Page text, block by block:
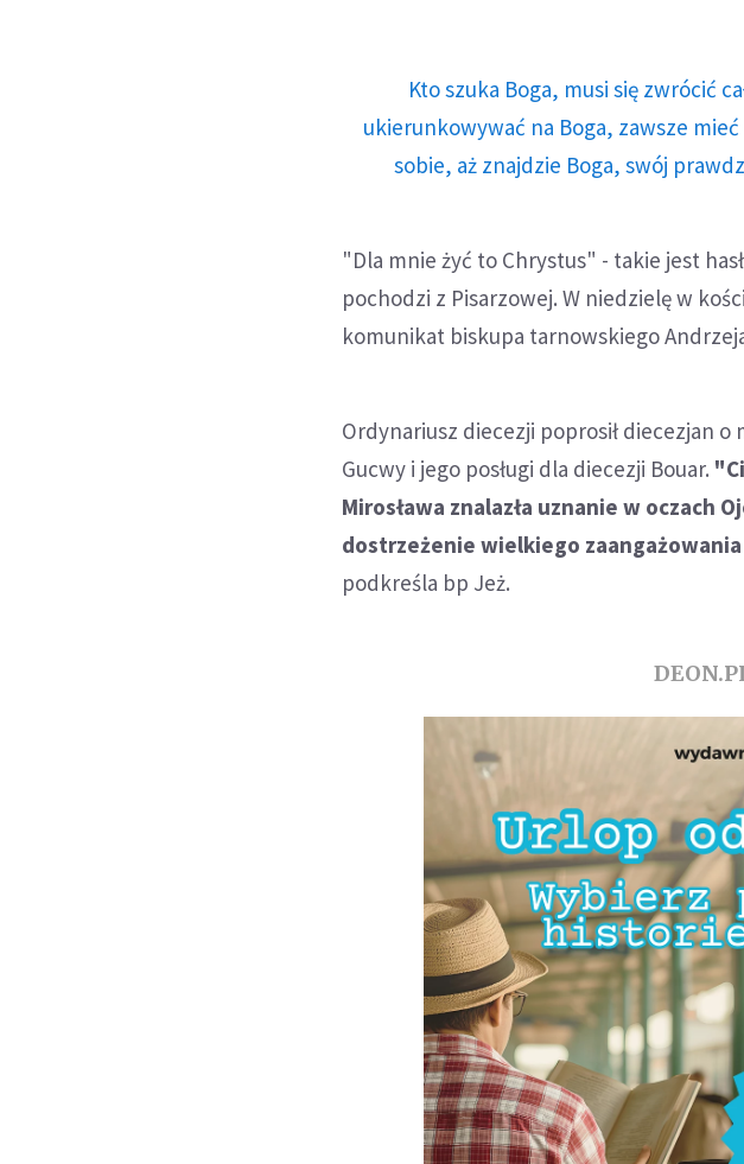
Kto szuka Boga, musi się zwrócić
ukierunkowywać na Boga, zawsze
sobie, aż znajdzie Boga, swój
"Dla mnie żyć to Chrystus" - takie jest
pochodzi z Pisarzowej. W niedzielę w
komunikat biskupa tarnowskiego
Ordynariusz diecezji poprosił diecezjan
Gucwy i jego posługi dla diecezji Bouar.
Mirosława znalazła uznanie w oczach
dostrzeżenie wielkiego
podkreśla bp Jeż.